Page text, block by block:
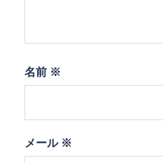
名前 ※
メール ※